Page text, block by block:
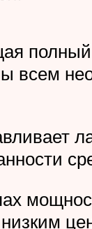
полный
всем